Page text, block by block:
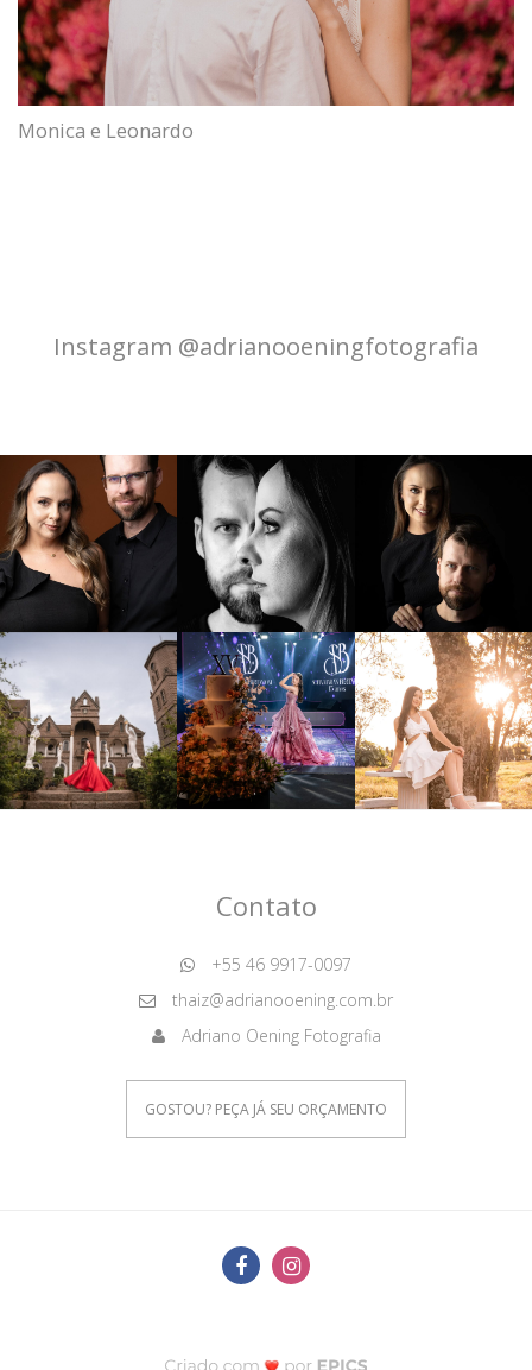
Monica e Leonardo
Instagram @adrianooeningfotografia
Contato
+55 46 9917-0097
thaiz@adrianooening.com.br
Adriano Oening Fotografia
GOSTOU? PEÇA JÁ SEU ORÇAMENTO